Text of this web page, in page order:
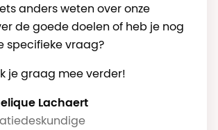
Lachaert
anders weten over onze
de goede doelen of heb je nog
specifieke vraag?
je graag mee verder!